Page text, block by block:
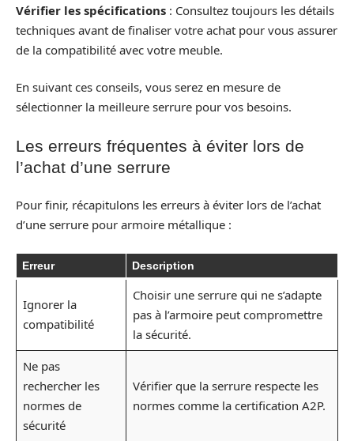
Vérifier les spécifications : Consultez toujours les détails
techniques avant de finaliser votre achat pour vous assurer
de la compatibilité avec votre meuble.
En suivant ces conseils, vous serez en mesure de
sélectionner la meilleure serrure pour vos besoins.
Les erreurs fréquentes à éviter lors de
l’achat d’une serrure
Pour finir, récapitulons les erreurs à éviter lors de l’achat
d’une serrure pour armoire métallique :
Erreur Description
Ignorer la
compatibilité
Choisir une serrure qui ne s’adapte
pas à l’armoire peut compromettre
la sécurité.
Ne pas
rechercher les
normes de
sécurité
Vérifier que la serrure respecte les
normes comme la certification A2P.